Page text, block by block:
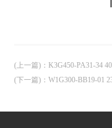
(上一篇) ： K3G450-PA31-34
(下一篇) ： W1G300-BB19-01